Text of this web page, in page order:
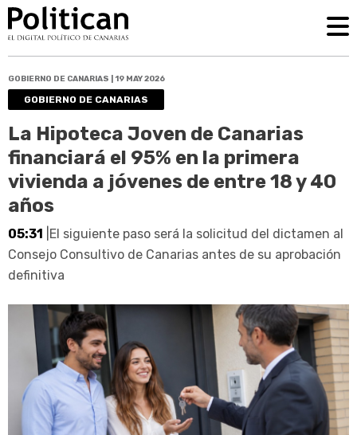
GOBIERNO DE CANARIAS | 19 MAY 2026
GOBIERNO DE CANARIAS
La Hipoteca Joven de Canarias
financiará el 95% en la primera
vivienda a jóvenes de entre 18 y 40
años
05:31 |El siguiente paso será la solicitud del dictamen al
Consejo Consultivo de Canarias antes de su aprobación
definitiva